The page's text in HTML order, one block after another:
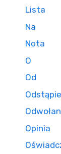
Lista
Na
Nota
O
Od
Opinia